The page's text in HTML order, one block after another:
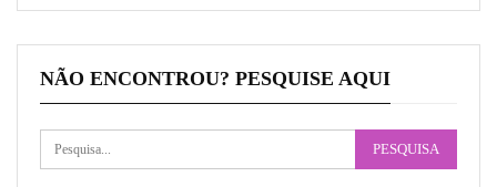
NÃO ENCONTROU? PESQUISE AQUI